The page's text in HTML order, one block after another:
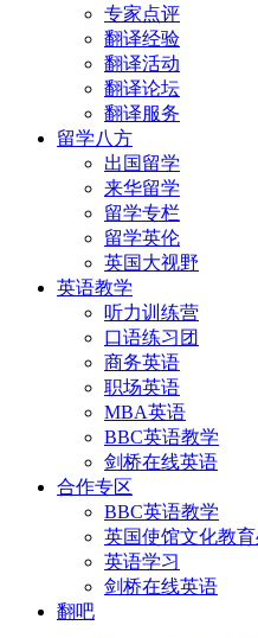
专家点评
翻译经验
翻译活动
翻译论坛
翻译服务
留学八方
出国留学
来华留学
留学专栏
留学英伦
英国大视野
英语教学
听力训练营
口语练习团
商务英语
职场英语
MBA英语
BBC英语教学
剑桥在线英语
合作专区
BBC英语教学
英国使馆文化教育
英语学习
剑桥在线英语
翻吧